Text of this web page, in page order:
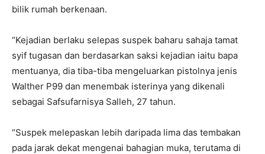
bilik rumah berkenaan.
“Kejadian berlaku selepas suspek baharu sahaja tamat
syif tugasan dan berdasarkan saksi kejadian iaitu bapa
mentuanya, dia tiba-tiba mengeluarkan pistolnya jenis
Walther P99 dan menembak isterinya yang dikenali
sebagai Safsufarnisya Salleh, 27 tahun.
“Suspek melepaskan lebih daripada lima das tembakan
pada jarak dekat mengenai bahagian muka, terutama di